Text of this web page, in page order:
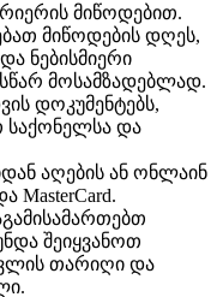
მიწოდებით.
მიწოდების დღეს,
ნებისმიერი
მოსამზადებლად.
დოკუმენტებს,
და
აღების ან ონლაინ
MasterCard.
შეიყვანოთ
თარიღი და